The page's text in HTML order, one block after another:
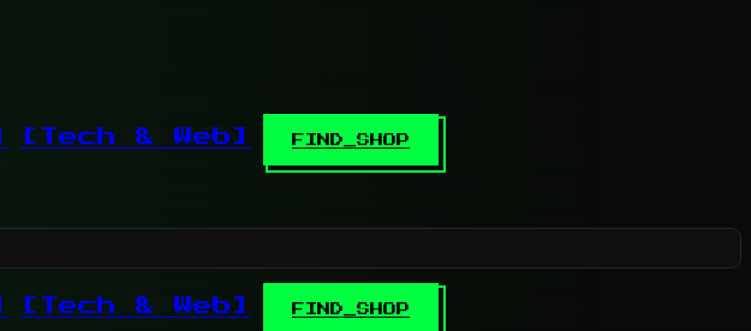
[Tech & Web] FIND_SHOP
[Tech & Web] FIND_SHOP